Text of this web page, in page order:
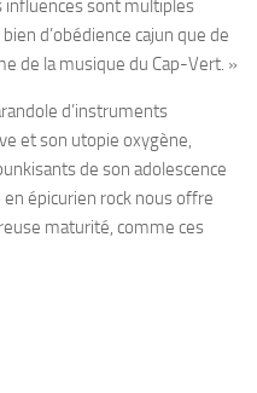
influences sont multiples
d’obédience cajun que de
de la musique du Cap-Vert. »
d’instruments
et son utopie oxygène,
de son adolescence
épicurien rock nous offre
maturité, comme ces